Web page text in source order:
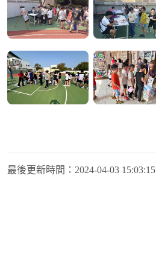
最後更新時間： 2024-04-03 15:03:15